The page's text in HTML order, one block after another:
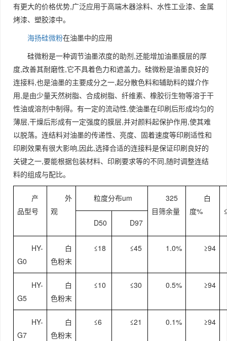
有更大的价格优势,广泛应用于高端木器涂料、水性工业漆、金属
烤漆、塑胶漆中。
海扬硅微粉在油墨中的应用
硅微粉是一种调节油墨浓度的助剂,还能增加油墨膜层的厚
度,改善其耐磨性,它不具着色力和遮盖力。硅微粉是油墨良好的
连接料,也是油墨的主要成分之一,起分散色料和辅助料的媒介作
用,是由少量天然树脂、合成树脂、纤维素、橡胶衍生物等溶于干
性油或溶剂中制得。有一定的流动性,使油墨在印刷后形成均匀的
薄层,干燥后形成有一定强度的膜层,并对颜料起保护作用,使其难
以脱落。连结料对油墨的传递性、亮度、固着速度等印刷适性和
印刷效果有很大影响,因此,选择合适的连接料是保证印刷良好的
关键之一,要能根据包装材料、印刷要求等的不同,随时调整连结
料的组成与配比。
产
品型号
外
观
粒度分布um
325
目筛余量
白
度%
≤
D50
D97
HY-
G0
白
色粉末
≤18 ≤45 1.0% ≥94
HY-
G5
白
色粉末
≤10 ≤30 0.5% ≥94
HY-
G7
白
色粉末
≤6 ≤21 0.1% ≥94